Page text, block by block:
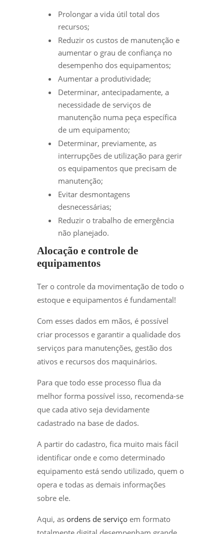
Prolongar a vida útil total dos
recursos;
Reduzir os custos de manutenção e
aumentar o grau de confiança no
desempenho dos equipamentos;
Aumentar a produtividade;
Determinar, antecipadamente, a
necessidade de serviços de
manutenção numa peça específica
de um equipamento;
Determinar, previamente, as
interrupções de utilização para gerir
os equipamentos que precisam de
manutenção;
Evitar desmontagens
desnecessárias;
Reduzir o trabalho de emergência
não planejado.
Alocação e controle de
equipamentos
Ter o controle da movimentação de todo o
estoque e equipamentos é fundamental!
Com esses dados em mãos, é possível
criar processos e garantir a qualidade dos
serviços para manutenções, gestão dos
ativos e recursos dos maquinários.
Para que todo esse processo flua da
melhor forma possível isso, recomenda-se
que cada ativo seja devidamente
cadastrado na base de dados.
A partir do cadastro, fica muito mais fácil
identificar onde e como determinado
equipamento está sendo utilizado, quem o
opera e todas as demais informações
sobre ele.
Aqui, as ordens de serviço em formato